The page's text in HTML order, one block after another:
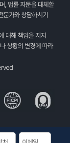
, 법률 자문을 대체할
문가와 상담하시기
대해 책임을 지지
상황의 변경에 따라